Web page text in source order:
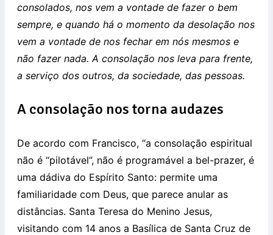
consolados, nos vem a vontade de fazer o bem
sempre, e quando há o momento da desolação nos
vem a vontade de nos fechar em nós mesmos e
não fazer nada. A consolação nos leva para frente,
a serviço dos outros, da sociedade, das pessoas.
A consolação nos torna audazes
De acordo com Francisco, “a consolação espiritual
não é “pilotável”, não é programável a bel-prazer, é
uma dádiva do Espírito Santo: permite uma
familiaridade com Deus, que parece anular as
distâncias. Santa Teresa do Menino Jesus,
visitando com 14 anos a Basílica de Santa Cruz de